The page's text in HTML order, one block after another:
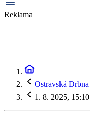
Reklama
Ostravská Drbna
1. 8. 2025, 15:10